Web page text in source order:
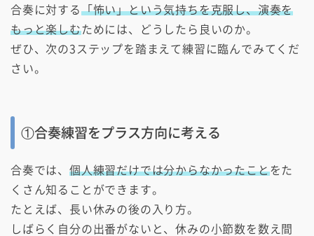
合奏に対する「怖い」という気持ちを克服し、演奏を
もっと楽しむためには、どうしたら良いのか。
ぜひ、次の3ステップを踏まえて練習に臨んでみてくだ
さい。
①合奏練習をプラス方向に考える
合奏では、 個人練習だけでは分からなかったことをた
くさん知ることができます。
たとえば、長い休みの後の入り方。
しばらく自分の出番がないと、休みの小節数を数え間